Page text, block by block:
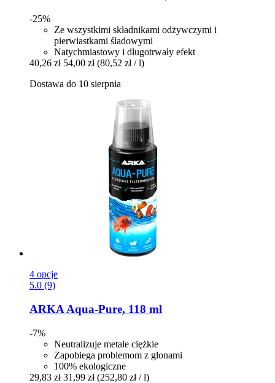
-25%
Ze wszystkimi składnikami odżywczymi i
pierwiastkami śladowymi
Natychmiastowy i długotrwały efekt
40,26 zł 54,00 zł (80,52 zł / l)
Dostawa do 10 sierpnia
4 opcje
5.0 (9)
ARKA Aqua-​Pure, 118 ml
-7%
Neutralizuje metale ciężkie
Zapobiega problemom z glonami
100% ekologiczne
29,83 zł 31,99 zł (252,80 zł / l)